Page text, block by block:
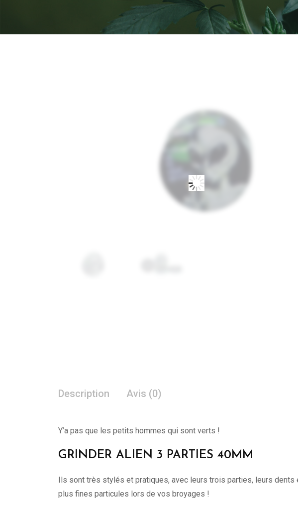
Description Avis (0)
Y’a pas que les petits hommes qui sont verts !
GRINDER ALIEN 3 PARTIES 40MM
Ils sont très stylés et pratiques, avec leurs trois parties, leurs
plus fines particules lors de vos broyages !